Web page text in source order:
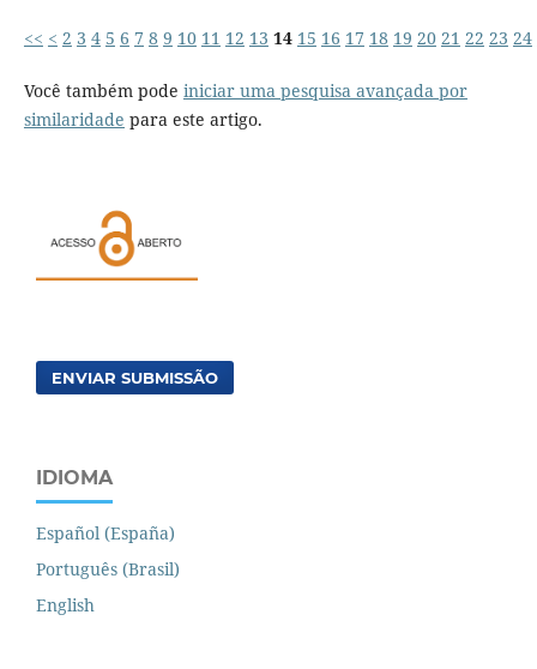
<< < 2 3 4 5 6 7 8 9 10 11 12 13 14 15 16 17 18 19 20 21 22 23 24
Você também pode iniciar uma pesquisa avançada por
similaridade para este artigo.
ENVIAR SUBMISSÃO
IDIOMA
Español (España)
Português (Brasil)
English